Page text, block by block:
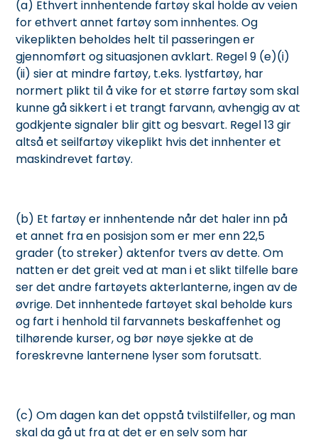
(a) Ethvert innhentende fartøy skal holde av veien
for ethvert annet fartøy som innhentes. Og
vikeplikten beholdes helt til passeringen er
gjennomført og situasjonen avklart. Regel 9 (e)(i)
(ii) sier at mindre fartøy, t.eks. lystfartøy, har
normert plikt til å vike for et større fartøy som skal
kunne gå sikkert i et trangt farvann, avhengig av at
godkjente signaler blir gitt og besvart. Regel 13 gir
altså et seilfartøy vikeplikt hvis det innhenter et
maskindrevet fartøy.
(b) Et fartøy er innhentende når det haler inn på
et annet fra en posisjon som er mer enn 22,5
grader (to streker) aktenfor tvers av dette. Om
natten er det greit ved at man i et slikt tilfelle bare
ser det andre fartøyets akterlanterne, ingen av de
øvrige. Det innhentede fartøyet skal beholde kurs
og fart i henhold til farvannets beskaffenhet og
tilhørende kurser, og bør nøye sjekke at de
foreskrevne lanternene lyser som forutsatt.
(c) Om dagen kan det oppstå tvilstilfeller, og man
skal da gå ut fra at det er en selv som har